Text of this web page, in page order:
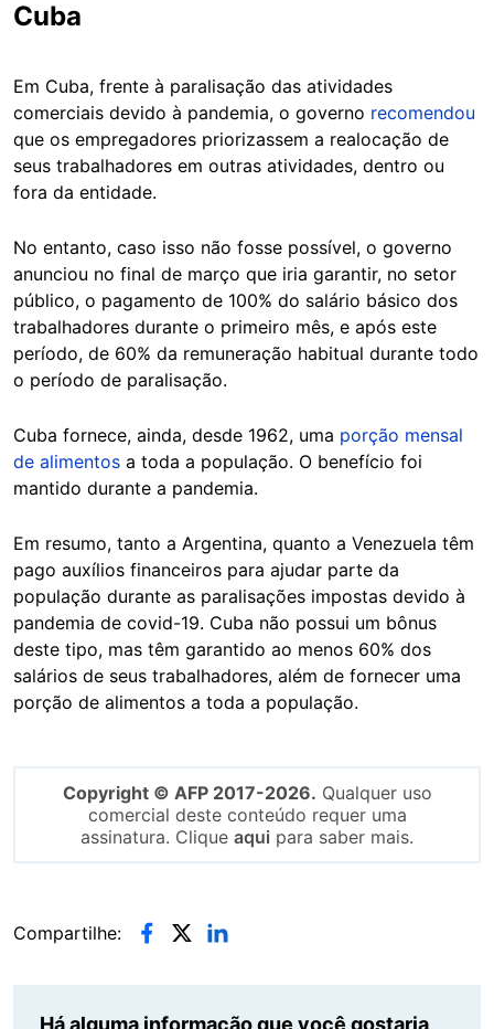
Cuba
Em Cuba, frente à paralisação das atividades
comerciais devido à pandemia, o governo recomendou
que os empregadores priorizassem a realocação de
seus trabalhadores em outras atividades, dentro ou
fora da entidade.
No entanto, caso isso não fosse possível, o governo
anunciou no final de março que iria garantir, no setor
público, o pagamento de 100% do salário básico dos
trabalhadores durante o primeiro mês, e após este
período, de 60% da remuneração habitual durante todo
o período de paralisação.
Cuba fornece, ainda, desde 1962, uma porção mensal
de alimentos a toda a população. O benefício foi
mantido durante a pandemia.
Em resumo, tanto a Argentina, quanto a Venezuela têm
pago auxílios financeiros para ajudar parte da
população durante as paralisações impostas devido à
pandemia de covid-19. Cuba não possui um bônus
deste tipo, mas têm garantido ao menos 60% dos
salários de seus trabalhadores, além de fornecer uma
porção de alimentos a toda a população.
Copyright © AFP 2017-2026. Qualquer uso
comercial deste conteúdo requer uma
assinatura. Clique aqui para saber mais.
Compartilhe: